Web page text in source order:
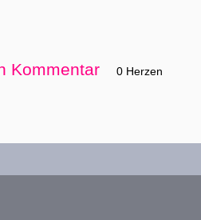
Kommentar 0 Herzen